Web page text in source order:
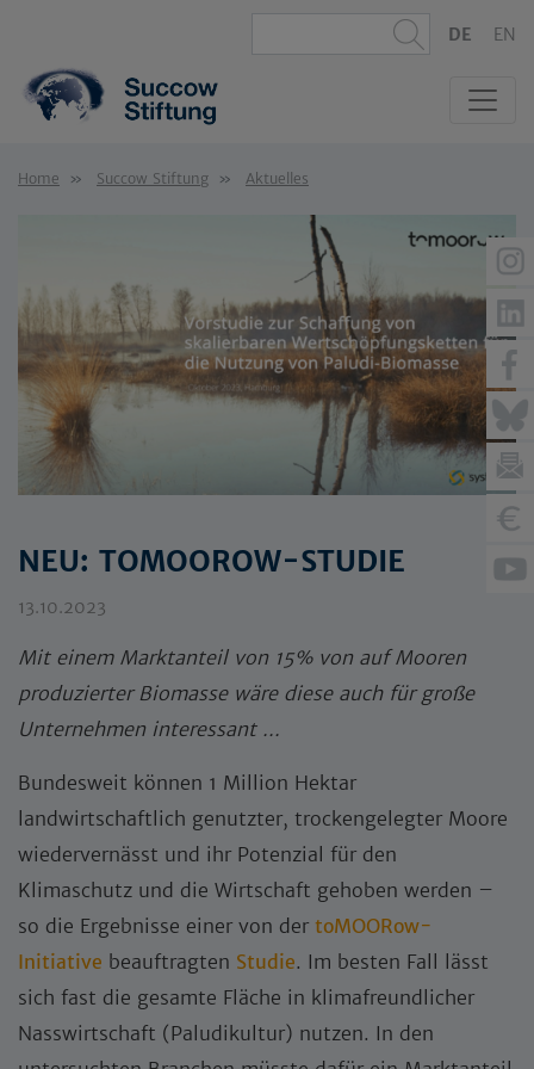
DE EN
Home Succow Stiftung Aktuelles
NEU: TOMOOROW-STUDIE
13.10.2023
Mit einem Marktanteil von 15% von auf Mooren
produzierter Biomasse wäre diese auch für große
Unternehmen interessant ...
Bundesweit können 1 Million Hektar
landwirtschaftlich genutzter, trockengelegter Moore
wiedervernässt und ihr Potenzial für den
Klimaschutz und die Wirtschaft gehoben werden –
so die Ergebnisse einer von der toMOORow-
Initiative beauftragten Studie. Im besten Fall lässt
sich fast die gesamte Fläche in klimafreundlicher
Nasswirtschaft (Paludikultur) nutzen. In den